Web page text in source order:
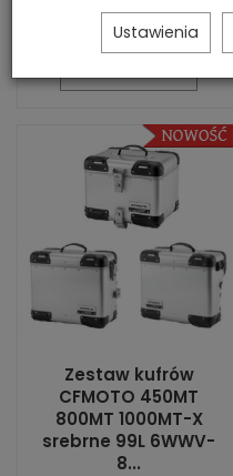
1 548,00 zł
Zestaw kufrów
CFMOTO 450MT
800MT 1000MT-X
srebrne 99L 6WWV-
8...
Ustawienia